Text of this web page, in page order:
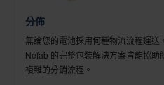
分佈
無論您的電池採用何種物流流程運送，
Nefab 的完整包裝解決方案皆能協助
複雜的分銷流程。